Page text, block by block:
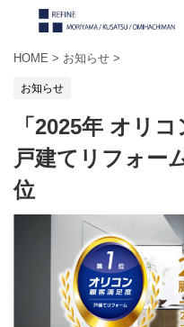
HOME > お知らせ >
お知らせ
「2025年 オリ
戸建てリフォー
位